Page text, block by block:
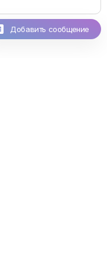
Добавить сообщение